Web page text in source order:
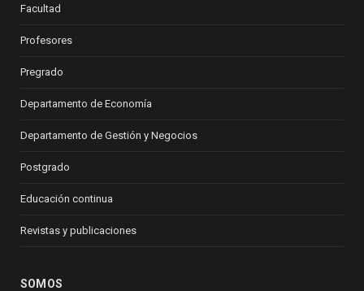
Facultad
Profesores
Pregrado
Departamento de Economía
Departamento de Gestión y Negocios
Postgrado
Educación continua
Revistas y publicaciones
SOMOS